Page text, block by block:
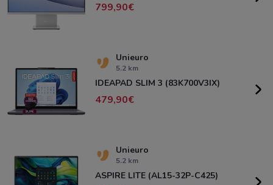
799,90
Unieuro
5.2 km
IDEAPAD SLIM 3 (83K700V3IX)
479,90
Unieuro
5.2 km
ASPIRE LITE (AL15-32P-C425)